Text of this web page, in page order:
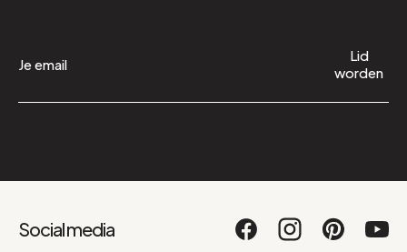
Lid
worden
Social media